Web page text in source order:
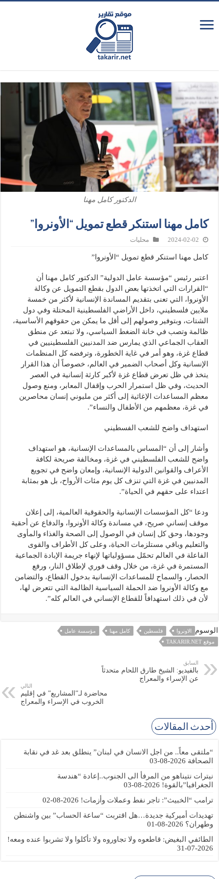
الدكتور كامل مهنا
كامل مهنا استنكر قطع تمويل “الأونروا”
2024-02-02 محليات
كامل مهنا استنكر قطع تمويل “الأونروا”
اعتبر رئيس “مؤسسة عامل الدولية” الدكتور كامل مهنا أن
“القرارات التي اتخذتها بعض الدول بقطع التمويل عن وكالة
الأونروا، التي تعنى بتقديم المساندة الإنسانية لأكثر من خمسة
ملايين فلسطيني، داخل الأراضي الفلسطينية المحتلة وفي دول
الشتات، وبتوفير وصولهم إلى أقل ما يمكن من حقوقهم الأساسية،
ظالمة وتصب في خانة الضغط السياسي، ولا تبتعد عن منطق
العقاب الجماعي الذي يمارس ضد المدنيين الفلسطينيين في
قطاع غزة، وهو أمر في غاية الخطورة، وترفضه كل المنظمات
الإنسانية وكل أصحاب الضمير في العالم، خصوصاً أن هذا القرار
يتخذ في ظل تعرض قطاع غزة لأكبر كارثة إنسانية في العصر
الحديث، وفي ظل استمرار الحرب وإقفال المعابر، ومنع وصول
معظم المساعدات الإغاثية إلى أكثر من مليوني إنسان محاصرين
في غزة، معظمهم من الأطفال والنساء”.
استهداف واضح للشعب الفسطيني
وأشار إلى أن “المساس بالمساعدات الإنسانية، هو استهداف
واضح للشعب الفلسطيني في غزة، ومخالفة صريحة لكافة
الأعراف والقوانين الدولية الإنسانية، وإمعان واضح في تجويع
المدنيين في غزة التي تنزف كل يوم مئات الأرواح، بل هو بمثابة
اعتداء على حقهم في الحياة”.
ودعا “كل المؤسسات الإنسانية والحقوقية العالمية، إلى إعلان
موقف إنساني صريح، في مساندة وكالة الأونروا، والدفاع عن أحقية
وجودها، وحق كل إنسان في الوصول إلى الصحة والغذاء والمأوى
والتعليم وباقي مستلزمات الحياة، وعلى كل الأطراف والقوى
الفاعلة في العالم تحمّل مسؤولياتها لإنهاء جريمة الإبادة الجماعية
المستمرة في غزة، من خلال وقف فوري لإطلاق النار، ورفع
الحصار، والسماح للمساعدات الإنسانية بدخول القطاع، والتضامن
مع وكالة الأونروا ضد الحملة السياسية الظالمة التي تتعرض لها،
لأن في ذلك استهدافاً للقطاع الإنساني في العالم كله”.
الوسوم الاونروا فلسطين كامل مهنا
مؤسسة عامل
موقع TAKARIR.NET
السابق
بالفيديو: الشيخ طارق اللحام متحدثاً
عن الإسراء والمعراج
التالي
محاضرة لـ”المشاريع” في إقليم
الخروب في الإسراء والمعراج
أحدث المقالات
“ملتقى معاً.. من اجل الانسان في لبنان” ينطلق بعد غد في نقابة
الصحافة 2026-08-03
نيترات نتيناهو من المرفأ الى الجنوب..إعادة “هندسة
الجغرافيا”بالقوة! 2026-08-03
ترامب “الخبيث”: تاجر نفط وعملات وأزمات! 2026-08-02
تهديدات أميركية جديدة…هل اقتربت “ساعة الحساب” بين واشنطن
وطهران؟ 2026-08-01
الطائفي البغيض: قاطعوه ولا تجاوروه ولا تأكلوا ولا تشربوا عنده ومعه!
2026-07-31